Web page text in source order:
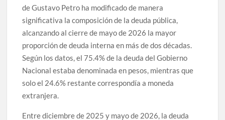
de Gustavo Petro ha modificado de manera
significativa la composición de la deuda pública,
alcanzando al cierre de mayo de 2026 la mayor
proporción de deuda interna en más de dos décadas.
Según los datos, el 75.4% de la deuda del Gobierno
Nacional estaba denominada en pesos, mientras que
solo el 24.6% restante correspondía a moneda
extranjera.
Entre diciembre de 2025 y mayo de 2026, la deuda